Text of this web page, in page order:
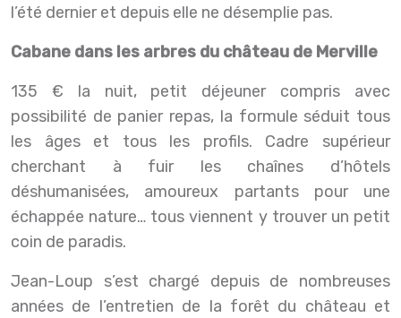
l’été dernier et depuis elle ne désemplie pas.
Cabane dans les arbres du château de Merville
135 € la nuit, petit déjeuner compris avec
possibilité de panier repas, la formule séduit tous
les âges et tous les profils. Cadre supérieur
cherchant à fuir les chaînes d’hôtels
déshumanisées, amoureux partants pour une
échappée nature… tous viennent y trouver un petit
coin de paradis.
Jean-Loup s’est chargé depuis de nombreuses
années de l’entretien de la forêt du château et